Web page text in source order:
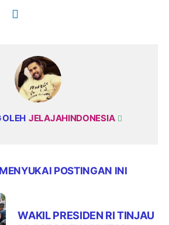
OLEH JELAJAHINDONESIA
POSTINGAN INI
WAKIL PRESIDEN RI TINJAU